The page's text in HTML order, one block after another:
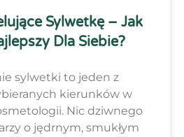
Sylwetkę – Jak
Dla Siebie?
sylwetki to jeden z
kierunków w
Nic dziwnego
o jędrnym, smukłym